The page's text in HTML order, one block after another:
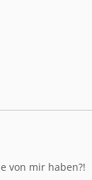
von mir haben?!